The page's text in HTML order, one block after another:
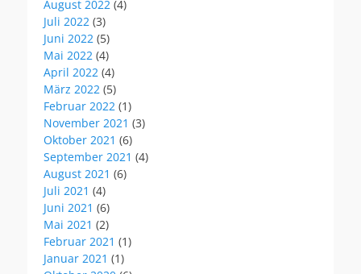
August 2022 (4)
Juli 2022 (3)
Juni 2022 (5)
Mai 2022 (4)
April 2022 (4)
März 2022 (5)
Februar 2022 (1)
November 2021 (3)
Oktober 2021 (6)
September 2021 (4)
August 2021 (6)
Juli 2021 (4)
Juni 2021 (6)
Mai 2021 (2)
Februar 2021 (1)
Januar 2021 (1)